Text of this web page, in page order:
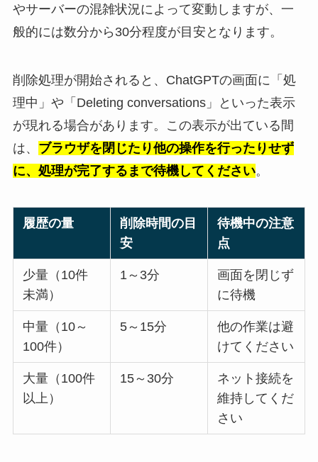
やサーバーの混雑状況によって変動しますが、一
般的には数分から30分程度が目安となります。
削除処理が開始されると、ChatGPTの画面に「処
理中」や「Deleting conversations」といった表示
が現れる場合があります。この表示が出ている間
は、 ブラウザを閉じたり他の操作を行ったりせず
に、処理が完了するまで待機してください。
履歴の量
削除時間の目
安
待機中の注意
点
少量（10件
未満）
1～3分
画面を閉じず
に待機
中量（10～
100件）
5～15分
他の作業は避
けてください
大量（100件
以上）
15～30分
ネット接続を
維持してくだ
さい